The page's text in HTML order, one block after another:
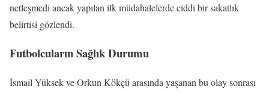
netleşmedi ancak yapılan ilk müdahalelerde ciddi bir sakatlık
belirtisi gözlendi.
Futbolcuların Sağlık Durumu
İsmail Yüksek ve Orkun Kökçü arasında yaşanan bu olay sonrası